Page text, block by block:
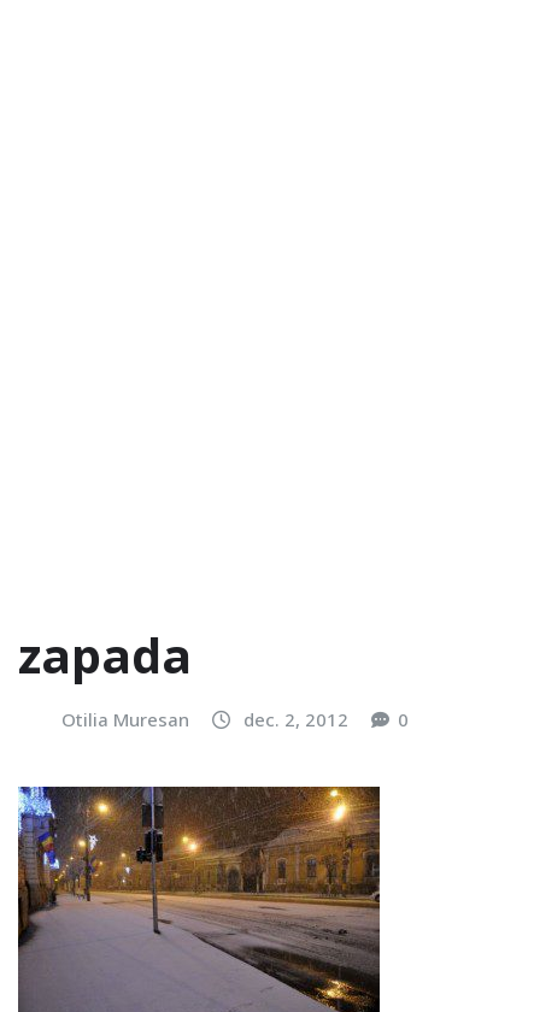
zapada
Otilia Muresan dec. 2, 2012 0